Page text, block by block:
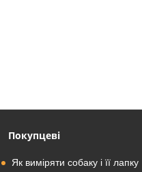
Покупцеві
Як виміряти собаку і її лапку